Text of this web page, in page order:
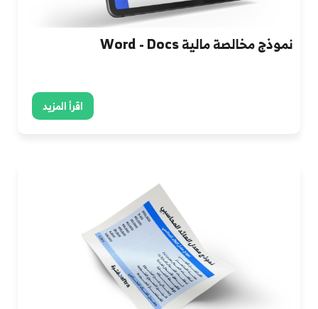
نموذج مخالصة مالية Word - Docs
اقرأ المزيد